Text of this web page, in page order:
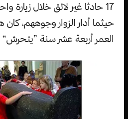
17 حادثا غير لائق خلال زيارة
حيثما أدار الزوار وجوههم،
العمر أربعة عشر سنة ”يتحرش“